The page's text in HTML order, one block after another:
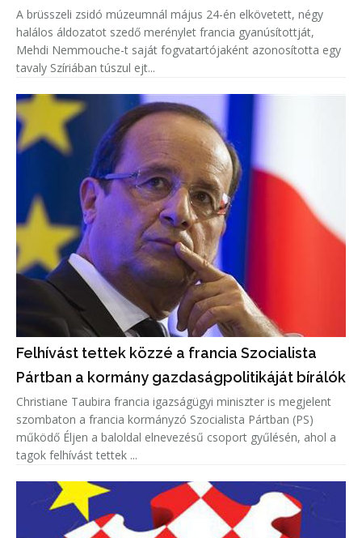
A brüsszeli zsidó múzeumnál május 24-én elkövetett, négy
halálos áldozatot szedő merénylet francia gyanúsítottját,
Mehdi Nemmouche-t saját fogvatartójaként azonosította egy
tavaly Szíriában túszul ejt...
Felhívást tettek közzé a francia Szocialista
Pártban a kormány gazdaságpolitikáját bírálók
Christiane Taubira francia igazságügyi miniszter is megjelent
szombaton a francia kormányzó Szocialista Pártban (PS)
működő Éljen a baloldal elnevezésű csoport gyűlésén, ahol a
tagok felhívást tettek ...